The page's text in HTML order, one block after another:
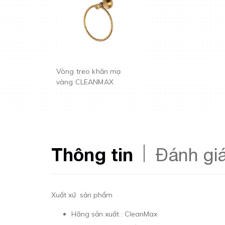
Vòng treo khăn mạ
vàng CLEANMAX
Thông tin Đánh
Xuất xứ sản phẩm
Hãng sản xuất : CleanMax